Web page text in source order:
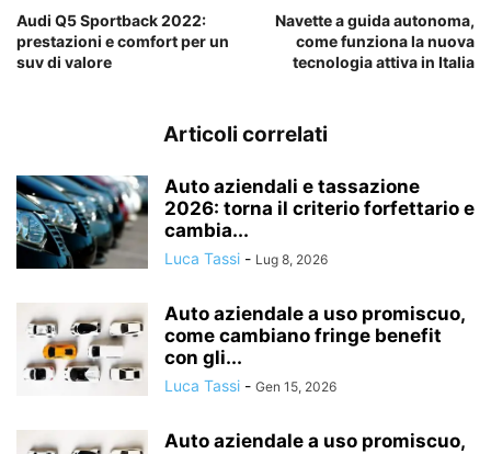
Audi Q5 Sportback 2022:
prestazioni e comfort per un
suv di valore
Navette a guida autonoma,
come funziona la nuova
tecnologia attiva in Italia
Articoli correlati
Auto aziendali e tassazione
2026: torna il criterio forfettario e
cambia...
Luca Tassi - Lug 8, 2026
Auto aziendale a uso promiscuo,
come cambiano fringe benefit
con gli...
Luca Tassi - Gen 15, 2026
Auto aziendale a uso promiscuo,